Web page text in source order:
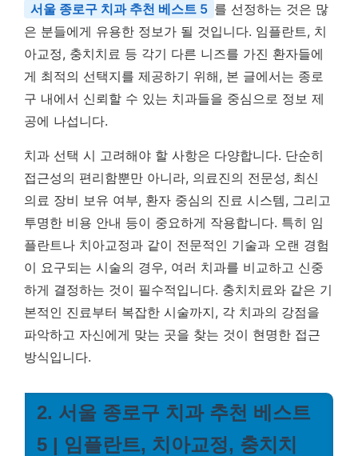
서울 종로구 치과 추천 베스트 5 를 선정하는 것은 많
은 분들에게 유용한 정보가 될 것입니다. 임플란트, 치
아교정, 충치치료 등 각기 다른 니즈를 가진 환자들에
게 최적의 선택지를 제공하기 위해, 본 글에서는 종로
구 내에서 신뢰할 수 있는 치과들을 중심으로 정보 제
공에 나섭니다.
치과 선택 시 고려해야 할 사항은 다양합니다. 단순히
접근성의 편리함뿐만 아니라, 의료진의 전문성, 최신
의료 장비 보유 여부, 환자 중심의 진료 시스템, 그리고
투명한 비용 안내 등이 중요하게 작용합니다. 특히 임
플란트나 치아교정과 같이 전문적인 기술과 오랜 경험
이 요구되는 시술의 경우, 여러 치과를 비교하고 신중
하게 결정하는 것이 필수적입니다. 충치치료와 같은 기
본적인 진료부터 복잡한 시술까지, 각 치과의 강점을
파악하고 자신에게 맞는 곳을 찾는 것이 현명한 접근
방식입니다.
2. 서울 종로구 치과 추천 베스트
5 | 임플란트, 치아교정, 충치치